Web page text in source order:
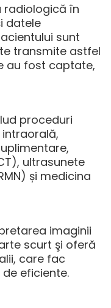
radiologică în
datele
sunt
transmite astfel
au fost captate,
proceduri
ultrasunete
și medicina
imaginii
scurt şi oferă
care fac
eficiente.